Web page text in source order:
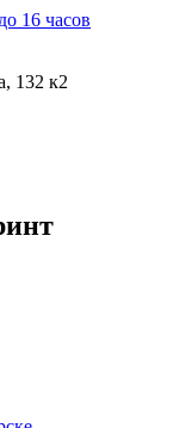
16 часов
132 к2